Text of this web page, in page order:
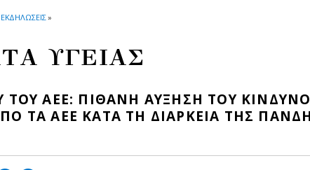
»
ΥΓΕΙΑΣ
ΤΟΥ ΑΕΕ: ΠΙΘΑΝΗ ΑΥΞΗΣΗ ΤΟΥ
ΤΑ ΑΕΕ ΚΑΤΑ ΤΗ ΔΙΑΡΚΕΙΑ ΤΗΣ